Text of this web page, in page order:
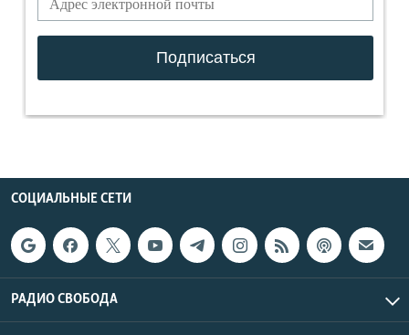
СОЦИАЛЬНЫЕ СЕТИ
РАДИО СВОБОДА